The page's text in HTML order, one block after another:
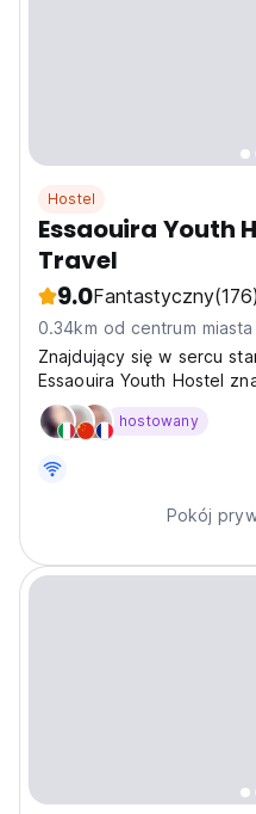
Hostel
Essaouira Youth
Travel
9.0Fantastyczny(176)
0.34km od centrum miasta
Znajdujący się w sercu
Essaouira Youth Hostel
soukes i plaży.
hostowany
Pokój